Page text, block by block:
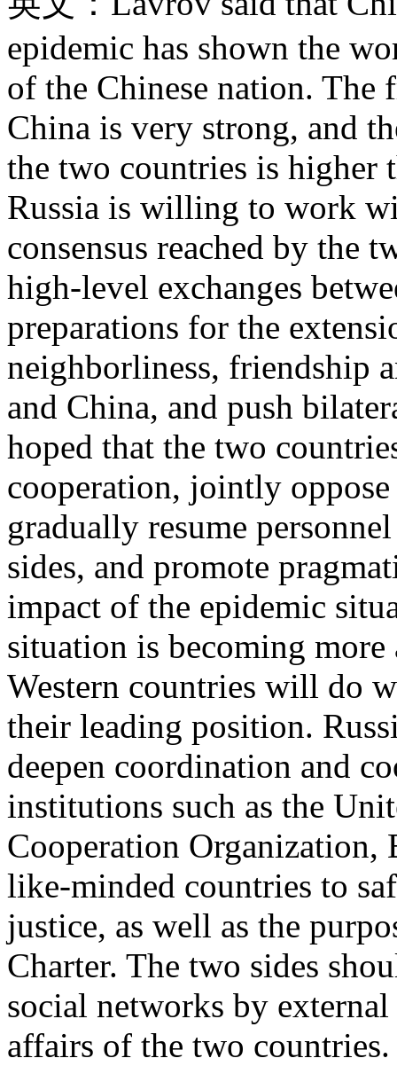
epidemic has shown the
of the Chinese nation. The
China is very strong, and
the two countries is higher
Russia is willing to work
consensus reached by the
high-level exchanges
preparations for the
neighborliness, friendship
and China, and push
hoped that the two
cooperation, jointly
gradually resume
sides, and promote
impact of the epidemic
situation is becoming
Western countries will do
their leading position.
deepen coordination and
institutions such as the
Cooperation
like-minded countries to
justice, as well as the
Charter. The two sides
social networks by
affairs of the two countries.